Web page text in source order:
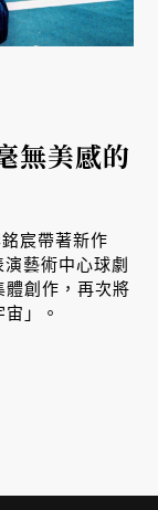
無美感的
宸帶著新作
藝術中心球劇
體創作，再次將
」。